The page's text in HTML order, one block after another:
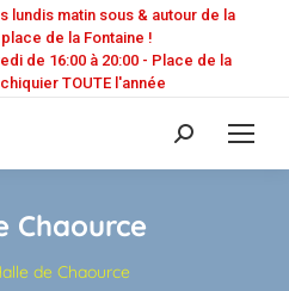
lundis matin sous & autour de la
de la Fontaine !
de 16:00 à 20:00 - Place de la
TOUTE l'année
Recherche
:
Chaource
de Chaource